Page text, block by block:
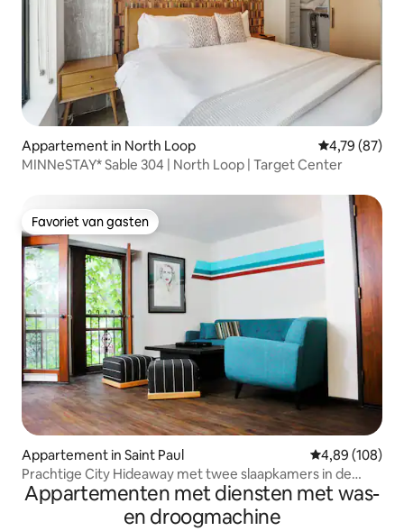
Appartement in North Loop Gemiddelde
4,79 (87)
MINNeSTAY* Sable 304 | North Loop | Target Center
Favoriet van gasten
Favoriet van gasten
Appartement in Saint Paul Gemiddelde
4,89 (108)
Prachtige City Hideaway met twee slaapkamers in de
bomen
Appartementen met diensten met was-
en droogmachine